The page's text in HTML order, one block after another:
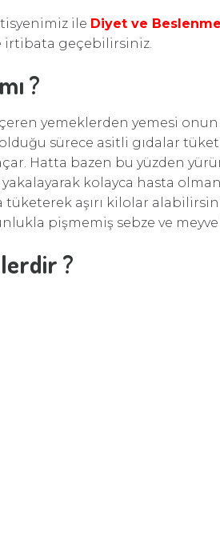
ile Diyet ve Beslenme
geçebilirsiniz.
?
yemeklerden yemesi onun
sürece asitli gıdalar
Hatta bazen bu yüzden
yakalayarak kolayca hasta
aşırı kilolar
pişmemiş sebze ve
?